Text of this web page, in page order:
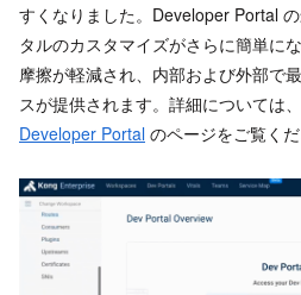
すくなりました。Developer Portal
タルのカスタマイズがさらに簡単に
摩擦が軽減され、内部および外部で
スが提供されます。詳細については、
Developer Portal のページをご覧くだ